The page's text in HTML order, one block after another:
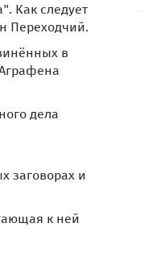
Как следует
Переходчий.
в
дела
заговорах и
к ней